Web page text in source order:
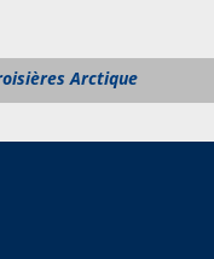
La courte durée des
Arctique